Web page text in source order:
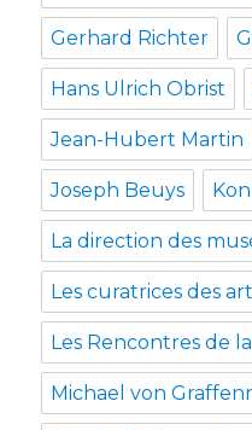
Gerhard Richter
Hans Ulrich Obrist
Jean-Hubert Martin
Joseph Beuys
La direction des
Les curatrices des
Les Rencontres de
Michael von